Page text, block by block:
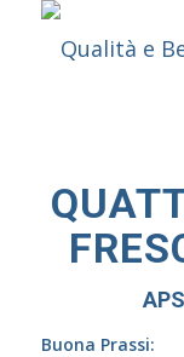
Buona Prassi: